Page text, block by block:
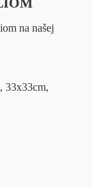
na našej